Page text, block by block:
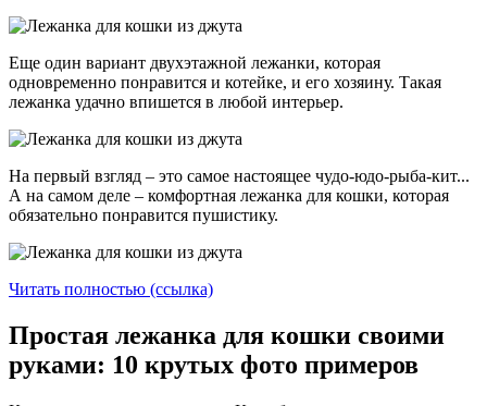
Еще один вариант двухэтажной лежанки, которая
одновременно понравится и котейке, и его хозяину. Такая
лежанка удачно впишется в любой интерьер.
На первый взгляд – это самое настоящее чудо-юдо-рыба-кит...
А на самом деле – комфортная лежанка для кошки, которая
обязательно понравится пушистику.
Читать полностью (ссылка)
Простая лежанка для кошки своими
руками: 10 крутых фото примеров